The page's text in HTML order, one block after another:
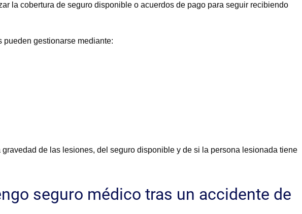
la cobertura de seguro disponible o acuerdos de pago para seguir recibiendo
pueden gestionarse mediante:
de las lesiones, del seguro disponible y de si la persona lesionada tiene
seguro médico tras un accidente de